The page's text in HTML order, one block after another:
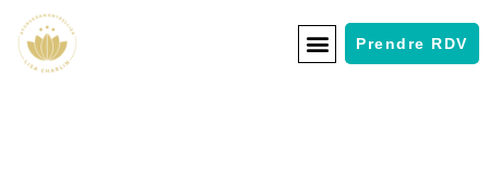
Prendre RDV